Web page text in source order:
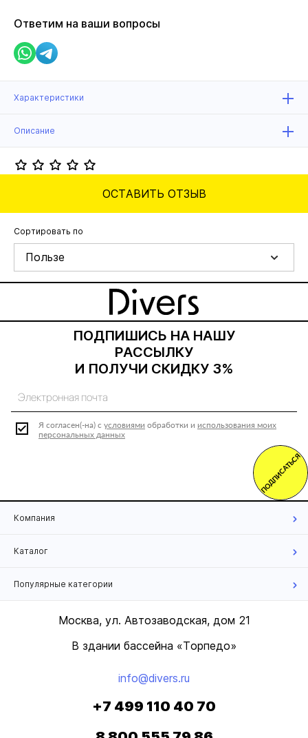
Ответим на ваши вопросы
Характеристики
Описание
ОСТАВИТЬ ОТЗЫВ
Сортировать по
Пользе
ПОДПИШИСЬ НА НАШУ
РАССЫЛКУ
И ПОЛУЧИ СКИДКУ 3%
Я согласен(-на) с условиями обработки и использования моих
персональных данных
ПОДПИСАТЬСЯ
Компания
Каталог
Популярные категории
Москва, ул. Автозаводская, дом 21
В здании бассейна «Торпедо»
info@divers.ru
+7 499 110 40 70